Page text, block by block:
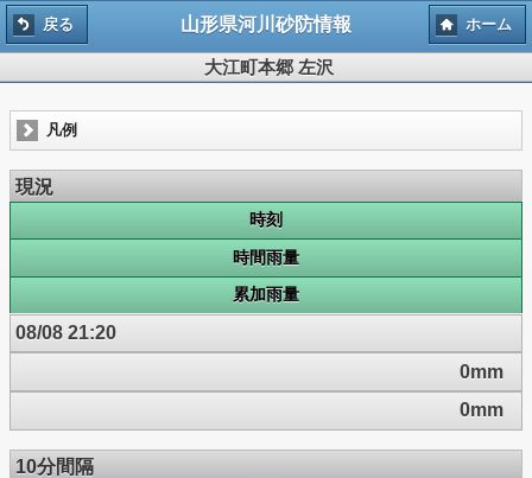
戻る 山形県河川砂防情報 ホーム
大江町本郷 左沢
凡例
現況
時刻
時間雨量
累加雨量
08/08 21:20
0mm
0mm
10分間隔